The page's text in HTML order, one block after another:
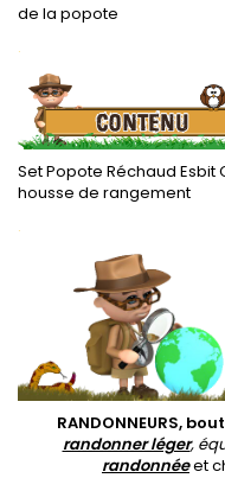
de la popote
.
Set Popote Réchaud
housse de rangement
.
RANDONNEURS,
randonner léger,
randonnéeet